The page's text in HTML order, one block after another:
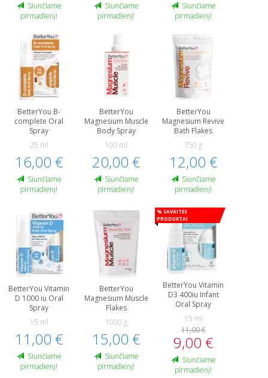
Siunčiame
pirmadienį!
Siunčiame
pirmadienį!
Siunčiame
pirmadienį!
BetterYou B-
complete Oral
Spray
25 ml
16,00 €
Siunčiame
pirmadienį!
BetterYou
Magnesium Muscle
Body Spray
100 ml
20,00 €
Siunčiame
pirmadienį!
BetterYou
Magnesium Revive
Bath Flakes
750 g
12,00 €
Siunčiame
pirmadienį!
BetterYou Vitamin
D 1000 iu Oral
Spray
15 ml
11,00 €
Siunčiame
pirmadienį!
BetterYou
Magnesium Muscle
Flakes
1000 g
15,00 €
Siunčiame
pirmadienį!
% Savaitės
produktai
BetterYou Vitamin
D3 400iu Infant
Oral Spray
15 ml
11,00 €
9,00 €
Siunčiame
pirmadienį!